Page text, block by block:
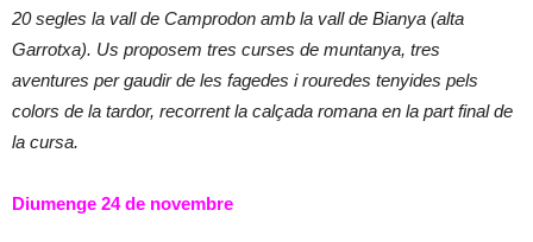
20 segles la vall de Camprodon amb la vall de Bianya (alta
Garrotxa). Us proposem tres curses de muntanya, tres
aventures per gaudir de les fagedes i rouredes tenyides pels
colors de la tardor, recorrent la calçada romana en la part final de
la cursa.
Diumenge 24 de novembre